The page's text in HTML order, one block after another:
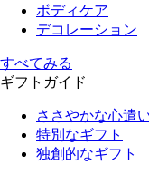
ボディケア
デコレーション
すべてみる
ギフトガイド
ささやかな心遣
特別なギフト
独創的なギフト